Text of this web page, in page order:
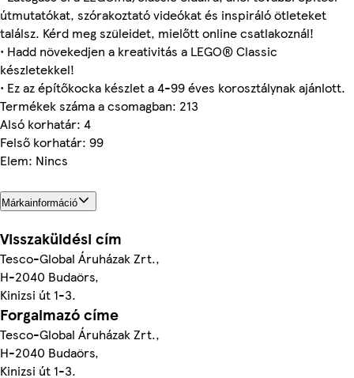
útmutatókat, szórakoztató videókat és inspiráló ötleteket
találsz. Kérd meg szüleidet, mielőtt online csatlakoznál!
• Hadd növekedjen a kreativitás a LEGO® Classic
készletekkel!
• Ez az építőkocka készlet a 4-99 éves korosztálynak ajánlott.
Termékek száma a csomagban: 213
Alsó korhatár: 4
Felső korhatár: 99
Elem: Nincs
Márkainformáció
Visszaküldési cím
Tesco-Global Áruházak Zrt.,
H-2040 Budaörs,
Kinizsi út 1-3.
Forgalmazó címe
Tesco-Global Áruházak Zrt.,
H-2040 Budaörs,
Kinizsi út 1-3.